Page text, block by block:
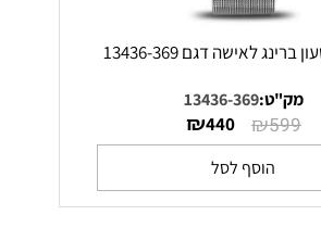
מק"ט:13436-369
₪599
₪440
הוסף לסל